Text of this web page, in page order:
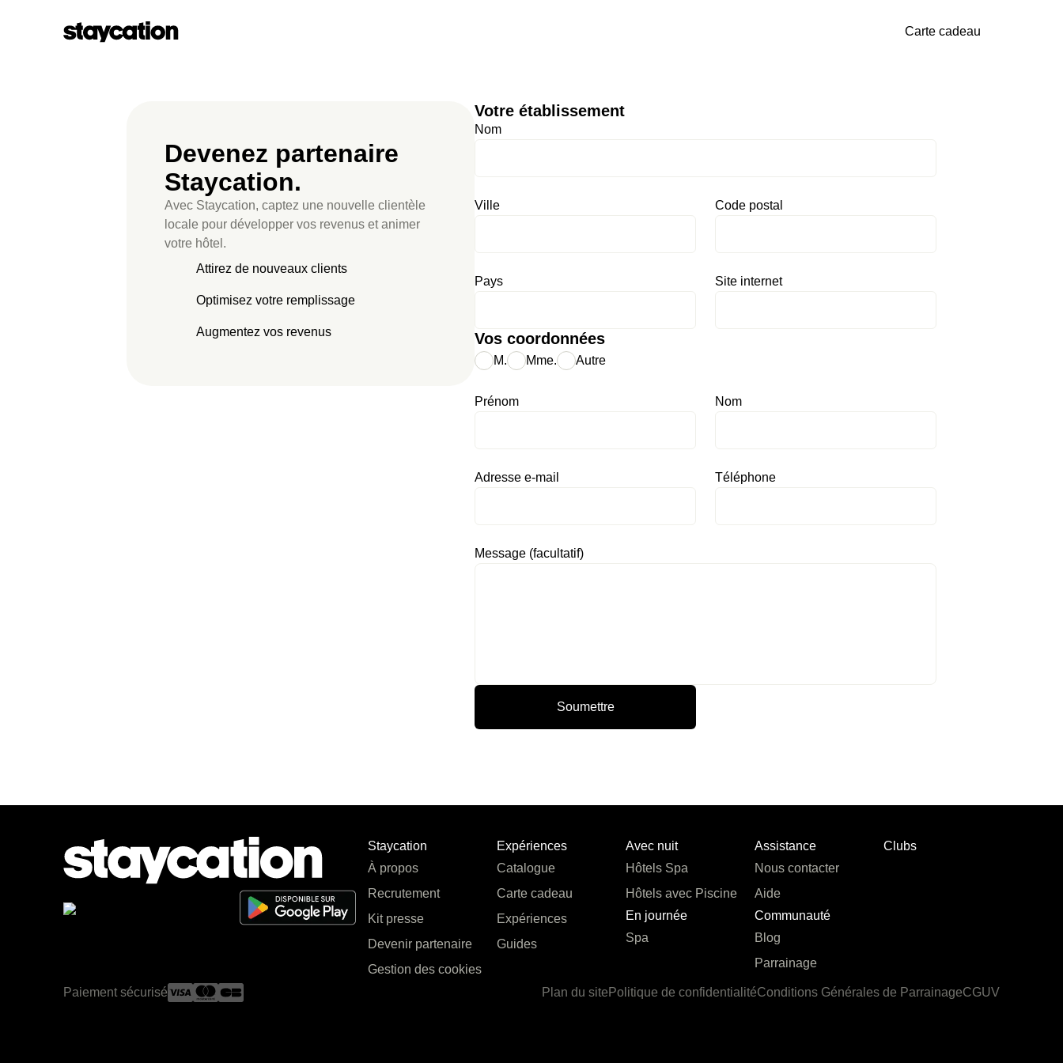
Carte cadeau
Devenez partenaire
Staycation.
Avec Staycation, captez une nouvelle clientèle
locale pour développer vos revenus et animer
votre hôtel.
Attirez de nouveaux clients
Optimisez votre remplissage
Augmentez vos revenus
Votre établissement
Nom
Ville Code postal
Pays Site internet
Vos coordonnées
M. Mme. Autre
Prénom Nom
Adresse e-mail Téléphone
Message (facultatif)
Soumettre
Staycation
À propos
Recrutement
Kit presse
Devenir partenaire
Gestion des cookies
Expériences
Catalogue
Carte cadeau
Expériences
Guides
Avec nuit
Hôtels Spa
Hôtels avec Piscine
En journée
Spa
Assistance
Nous contacter
Aide
Communauté
Blog
Parrainage
Clubs
Paiement sécurisé Plan du site Politique de confidentialitéConditions Générales de ParrainageCGUV